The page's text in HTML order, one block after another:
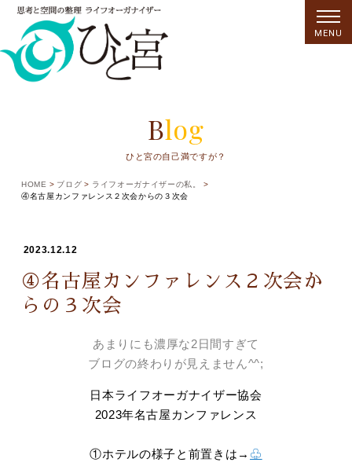
Blog
ひと宮の自己満ですが？
HOME ブログ
ライフオーガナイザーの私。
④名古屋カンファレンス２次会からの３次会
2023.12.12
④名古屋カンファレンス２次会か
らの３次会
あまりにも濃厚な2日間すぎて
ブログの終わりが見えません^^;
日本ライフオーガナイザー協会
2023年名古屋カンファレンス
①ホテルの様子と前置きは→ ♧
MENU